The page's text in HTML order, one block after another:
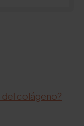
colágeno?